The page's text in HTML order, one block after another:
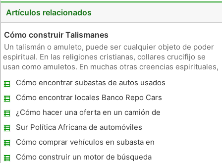
Artículos relacionados
Cómo construir Talismanes
Un talismán o amuleto, puede ser cualquier objeto de poder
espiritual. En las religiones cristianas, collares crucifijo se
usan como amuletos. En muchas otras creencias espirituales,
velas y los encantos del pentáculo con las mezclas de perfum
Cómo encontrar subastas de autos usados ​​
Cómo encontrar locales Banco Repo Cars
¿Cómo hacer una oferta en un camión de
basura
Sur Política Africana de automóviles
importados de Japón
Cómo comprar vehículos en subasta en
Massachusetts
Cómo construir un motor de búsqueda